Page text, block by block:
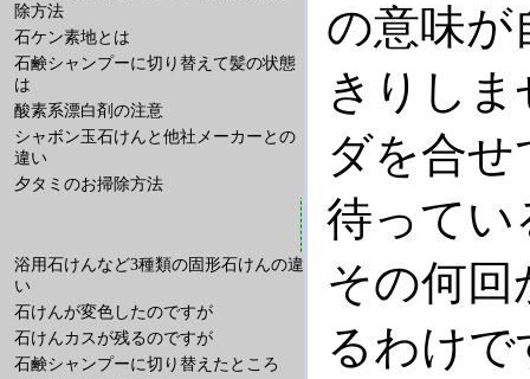
除方法
石ケン素地とは
石鹸シャンプーに切り替えて髪の状態
は
酸素系漂白剤の注意
シャボン玉石けんと他社メーカーとの
違い
夕タミのお掃除方法
浴用石けんなど3種類の固形石けんの違
い
石けんが変色したのですが
石けんカスが残るのですが
石鹸シャンプーに切り替えたところ
の意味が
きりし
ダを合
待ってい
その何回
るわけ